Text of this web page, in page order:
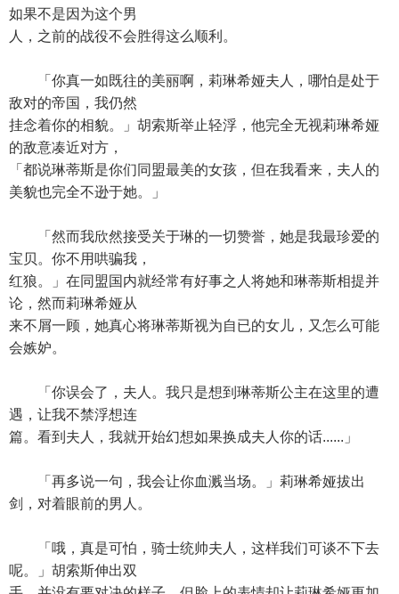
如果不是因为这个男
人，之前的战役不会胜得这么顺利。
「你真一如既往的美丽啊，莉琳希娅夫人，哪怕是处于
敌对的帝国，我仍然
挂念着你的相貌。」胡索斯举止轻浮，他完全无视莉琳希娅
的敌意凑近对方，
「都说琳蒂斯是你们同盟最美的女孩，但在我看来，夫人的
美貌也完全不逊于她。」
「然而我欣然接受关于琳的一切赞誉，她是我最珍爱的
宝贝。你不用哄骗我，
红狼。」在同盟国内就经常有好事之人将她和琳蒂斯相提并
论，然而莉琳希娅从
来不屑一顾，她真心将琳蒂斯视为自已的女儿，又怎么可能
会嫉妒。
「你误会了，夫人。我只是想到琳蒂斯公主在这里的遭
遇，让我不禁浮想连
篇。看到夫人，我就开始幻想如果换成夫人你的话......」
「再多说一句，我会让你血溅当场。」莉琳希娅拔出
剑，对着眼前的男人。
「哦，真是可怕，骑士统帅夫人，这样我们可谈不下去
呢。」胡索斯伸出双